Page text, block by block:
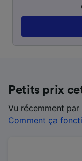
Petits prix
Vu récemment
Comment ça